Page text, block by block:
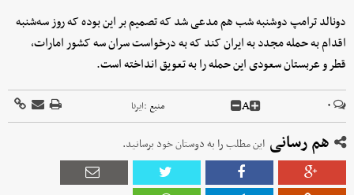
دونالد ترامپ دوشنبه شب هم مدعی شد که تصمیم بر این بوده که روز سه‌شنبه
اقدام به حمله مجدد به ایران کند که به درخواست سران سه کشور امارات،
قطر و عربستان سعودی این حمله را به تعویق انداخته است.
۰ A منبع :ایرنا
هم رسانی این مطلب را به دوستان خود برسانید.